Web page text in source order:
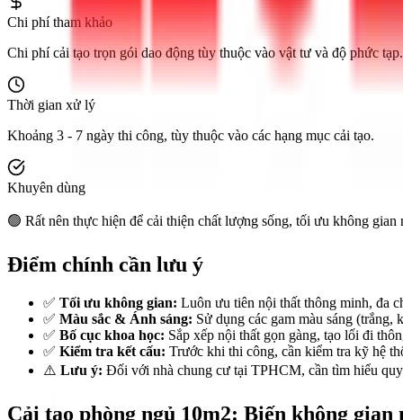
Chi phí tham khảo
Chi phí cải tạo trọn gói dao động tùy thuộc vào vật tư và độ phức
Thời gian xử lý
Khoảng 3 - 7 ngày thi công, tùy thuộc vào các hạng mục cải tạo.
Khuyên dùng
🟢 Rất nên thực hiện để cải thiện chất lượng sống, tối ưu không
Điểm chính cần lưu ý
✅ Tối ưu không gian: Luôn ưu tiên nội thất thông minh, đa
✅ Màu sắc & Ánh sáng: Sử dụng các gam màu sáng (trắng,
✅ Bố cục khoa học: Sắp xếp nội thất gọn gàng, tạo lối đi
✅ Kiểm tra kết cấu: Trước khi thi công, cần kiểm tra kỹ hệ
⚠️ Lưu ý: Đối với nhà chung cư tại TPHCM, cần tìm hiểu
Cải tạo phòng ngủ 10m2: Biến không